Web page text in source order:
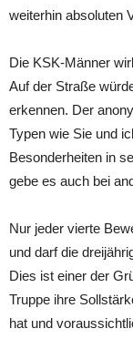
weiterhin absoluten
Die KSK-Männer
Auf der Straße
erkennen. Der
Typen wie Sie und
Besonderheiten in
gebe es auch bei
Nur jeder vierte
und darf die
Dies ist einer der
Truppe ihre
hat und